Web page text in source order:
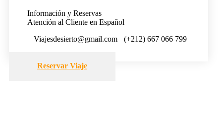
Información y Reservas
Atención al Cliente en Español
Viajesdesierto@gmail.com
(+212) 667 066 799
Reservar Viaje